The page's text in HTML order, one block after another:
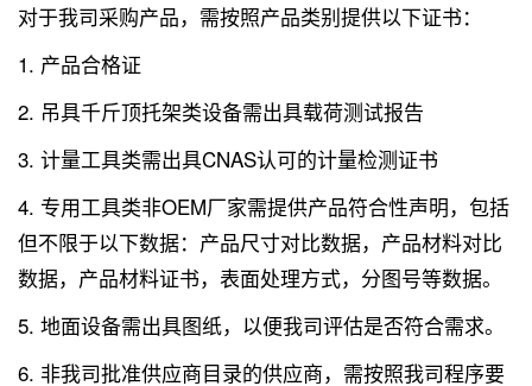
对于我司采购产品，需按照产品类别提供以下证书：
1. 产品合格证
2. 吊具千斤顶托架类设备需出具载荷测试报告
3. 计量工具类需出具CNAS认可的计量检测证书
4. 专用工具类非OEM厂家需提供产品符合性声明，包括
但不限于以下数据：产品尺寸对比数据，产品材料对比
数据，产品材料证书，表面处理方式，分图号等数据。
5. 地面设备需出具图纸，以便我司评估是否符合需求。
6. 非我司批准供应商目录的供应商，需按照我司程序要